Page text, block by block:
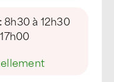
8h30 à 12h30